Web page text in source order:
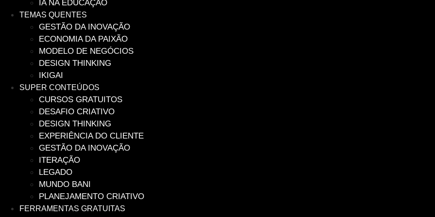
IA NA EDUCAÇÃO
TEMAS QUENTES
GESTÃO DA INOVAÇÃO
ECONOMIA DA PAIXÃO
MODELO DE NEGÓCIOS
DESIGN THINKING
IKIGAI
SUPER CONTEÚDOS
CURSOS GRATUITOS
DESAFIO CRIATIVO
DESIGN THINKING
EXPERIÊNCIA DO CLIENTE
GESTÃO DA INOVAÇÃO
ITERAÇÃO
LEGADO
MUNDO BANI
PLANEJAMENTO CRIATIVO
FERRAMENTAS GRATUITAS